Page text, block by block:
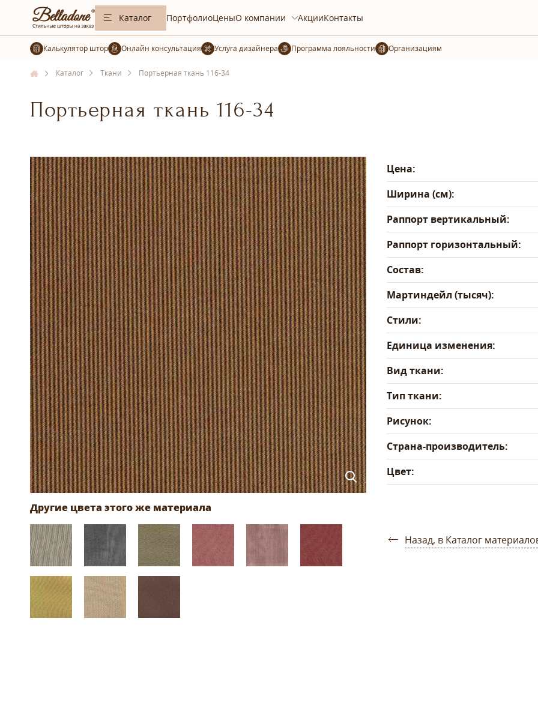
Каталог ПортфолиоЦеныО компании АкцииКонтакты
Калькулятор штор Услуга дизайнера Организациям
Каталог Ткани Портьерная ткань 116-34
Портьерная ткань 116-34
Цена:
Ширина (см):
Раппорт вертикальный:
Раппорт горизонтальный:
Состав:
Мартиндейл (тысяч):
Стили:
Единица изменения:
Вид ткани:
Тип ткани:
Рисунок:
Страна-производитель:
Цвет:
Назад, в Каталог